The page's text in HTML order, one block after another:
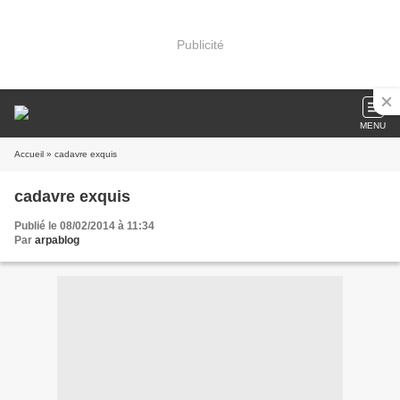
Publicité
MENU
Accueil » cadavre exquis
cadavre exquis
Publié le 08/02/2014 à 11:34
Par arpablog